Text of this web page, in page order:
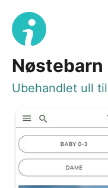
Nøstebarn
Ubehandlet ull